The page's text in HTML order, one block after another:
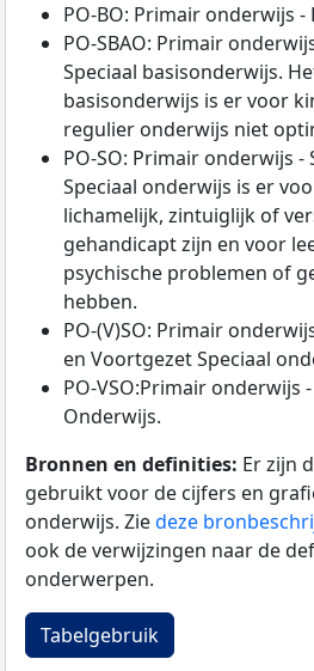
PO-BO: Primair onderwijs -
PO-SBAO: Primair
Speciaal basisonderwijs.
basisonderwijs is er voor
regulier onderwijs niet
PO-SO: Primair onderwijs -
Speciaal onderwijs is er
lichamelijk, zintuiglijk of
gehandicapt zijn en voor
psychische problemen of
hebben.
PO-(V)SO: Primair
en Voortgezet Speciaal
PO-VSO:Primair onderwijs
Onderwijs.
Bronnen en definities: Er zijn
gebruikt voor de cijfers en
onderwijs. Ziedeze
ook de verwijzingen naar de
onderwerpen.
Tabelgebruik